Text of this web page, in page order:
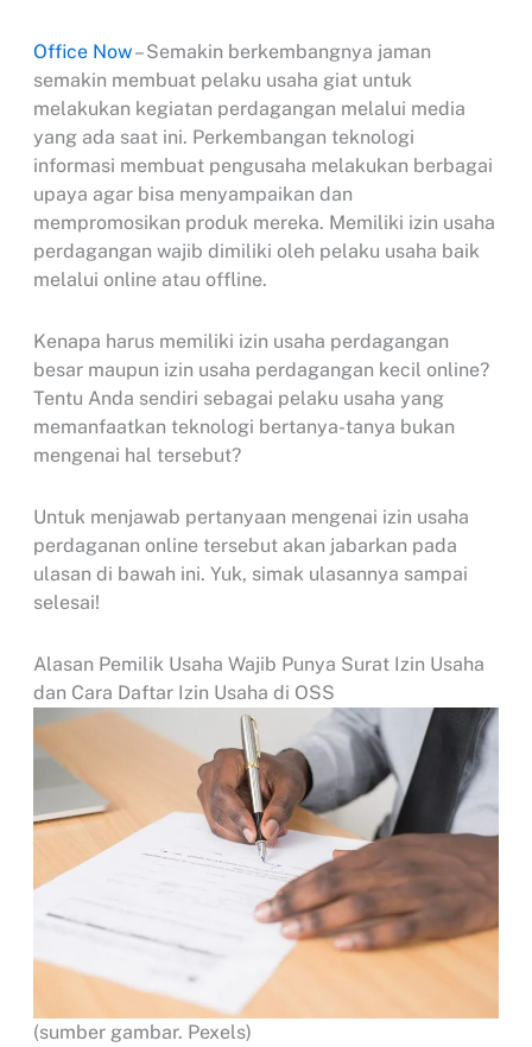
Office Now– Semakin berkembangnya jaman
semakin membuat pelaku usaha giat untuk
melakukan kegiatan perdagangan melalui media
yang ada saat ini. Perkembangan teknologi
informasi membuat pengusaha melakukan berbagai
upaya agar bisa menyampaikan dan
mempromosikan produk mereka. Memiliki izin usaha
perdagangan wajib dimiliki oleh pelaku usaha baik
melalui online atau offline.
Kenapa harus memiliki izin usaha perdagangan
besar maupun izin usaha perdagangan kecil online?
Tentu Anda sendiri sebagai pelaku usaha yang
memanfaatkan teknologi bertanya-tanya bukan
mengenai hal tersebut?
Untuk menjawab pertanyaan mengenai izin usaha
perdaganan online tersebut akan jabarkan pada
ulasan di bawah ini. Yuk, simak ulasannya sampai
selesai!
Alasan Pemilik Usaha Wajib Punya Surat Izin Usaha
dan Cara Daftar Izin Usaha di OSS
(sumber gambar. Pexels)